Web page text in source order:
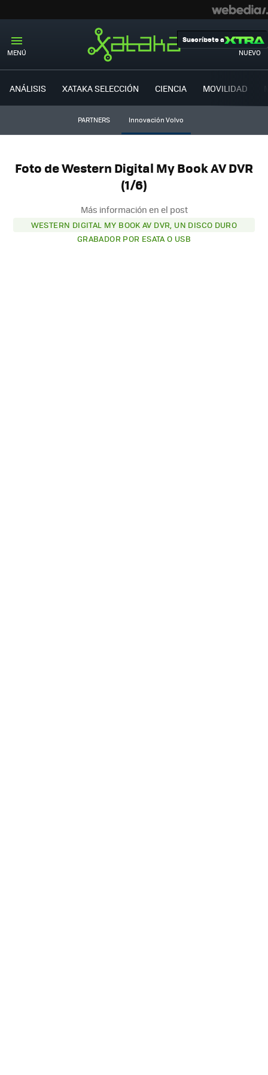
MENÚ NUEVO
Suscríbete a
ANÁLISIS XATAKA SELECCIÓN CIENCIA MOVILIDAD
PARTNERS Innovación Volvo
Foto de Western Digital My Book AV DVR
(1/6)
Más información en el post
WESTERN DIGITAL MY BOOK AV DVR, UN DISCO DURO
GRABADOR POR ESATA O USB